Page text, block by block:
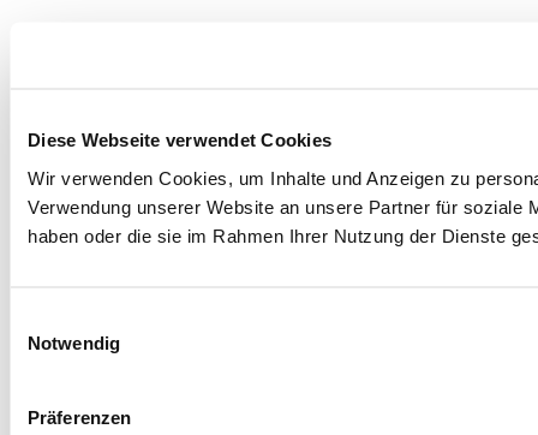
Diese Webseite verwendet Cookies
Wir verwenden Cookies, um Inhalte und Anzeigen zu
Verwendung unserer Website an unsere Partner für soziale
haben oder die sie im Rahmen Ihrer Nutzung der Dienste
Notwendig
Präferenzen